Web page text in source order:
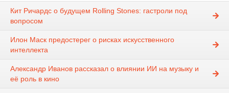
Кит Ричардс о будущем Rolling Stones: гастроли под
вопросом
Илон Маск предостерег о рисках искусственного
интеллекта
Александр Иванов рассказал о влиянии ИИ на музыку и
её роль в кино